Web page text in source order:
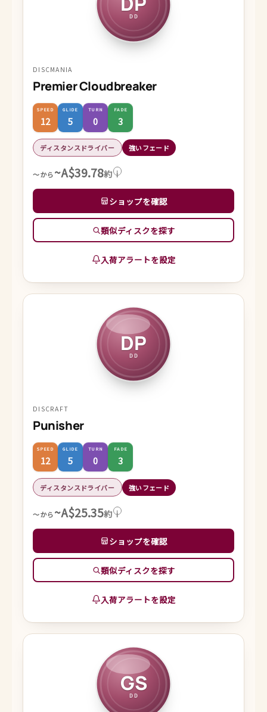
DD
DISCMANIA
Premier Cloudbreaker
SPEED
12
GLIDE
5
TURN
0
FADE
3
ディスタンスドライバー 強いフェード
～から~A$39.78約 i
ショップを確認
類似ディスクを探す
入荷アラートを設定
DP
DD
DISCRAFT
Punisher
SPEED
12
GLIDE
5
TURN
0
FADE
3
ディスタンスドライバー 強いフェード
～から~A$25.35約 i
ショップを確認
類似ディスクを探す
入荷アラートを設定
GS
DD